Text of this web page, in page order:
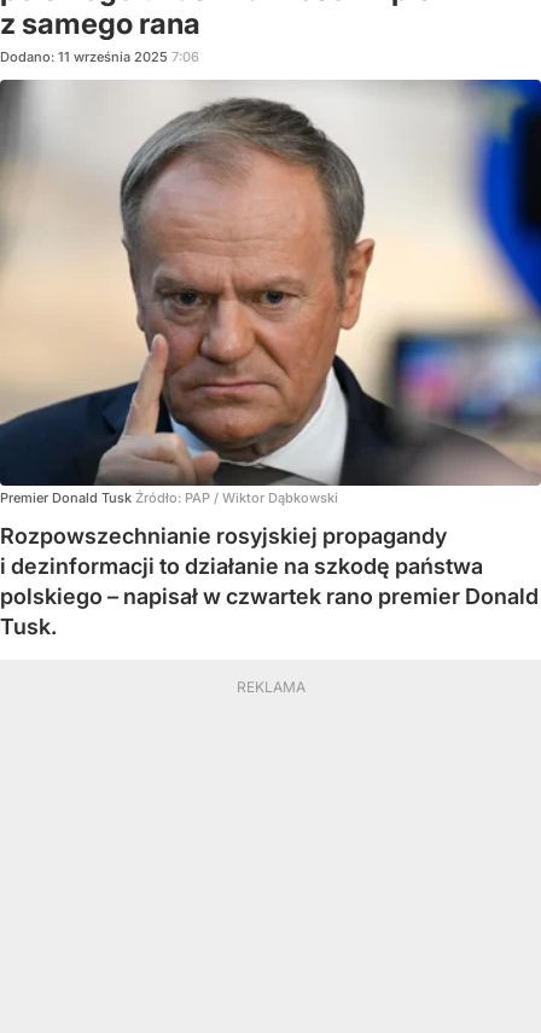
z samego rana
Dodano: 11 września 2025 7:06
Premier Donald Tusk Źródło: PAP / Wiktor Dąbkowski
Rozpowszechnianie rosyjskiej propagandy
i dezinformacji to działanie na szkodę państwa
polskiego – napisał w czwartek rano premier Donald
Tusk.